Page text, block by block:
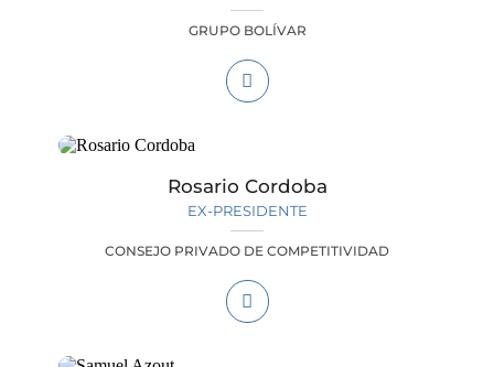
GRUPO BOLÍVAR
Rosario Cordoba
EX-PRESIDENTE
CONSEJO PRIVADO DE COMPETITIVIDAD